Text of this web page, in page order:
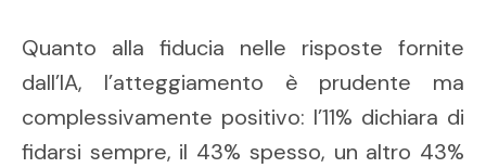
Quanto alla fiducia nelle risposte fornite
dall’IA, l’atteggiamento è prudente ma
complessivamente positivo: l’11% dichiara di
fidarsi sempre, il 43% spesso, un altro 43%